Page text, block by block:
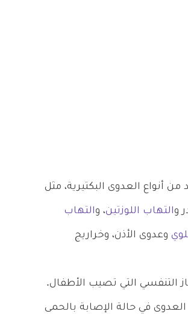
من أنواع العدوى البكتيرية، مثل
والتهاب اللوزتين، والتهاب
وعدوى الأذن، وخراريج
التنفسي التي تصيب الأطفال.
العدوى في حالة الإصابة بالحمى